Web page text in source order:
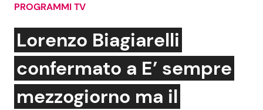
Cerca:
News e Cronaca
Attualità Italiana
Gossip e TV
Bellezze VIP
PROGRAMMI TV
Lorenzo Biagiarelli
confermato a E’ sempre
mezzogiorno ma il